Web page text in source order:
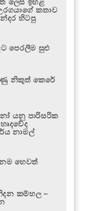
කතාව
හිටපු
පෙරලීම සුළු
නිකුත් කෙරේ
යනු පාරිසරික
නාමල්
හෙවත්
කම්හල –